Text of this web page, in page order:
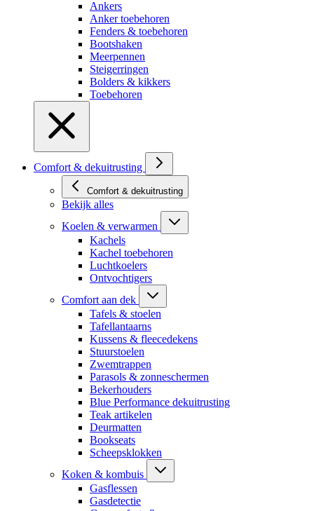
Ankers
Anker toebehoren
Fenders & toebehoren
Bootshaken
Meerpennen
Steigerringen
Bolders & kikkers
Toebehoren
Comfort & dekuitrusting
Comfort & dekuitrusting
Bekijk alles
Koelen & verwarmen
Kachels
Kachel toebehoren
Luchtkoelers
Ontvochtigers
Comfort aan dek
Tafels & stoelen
Tafellantaarns
Kussens & fleecedekens
Stuurstoelen
Zwemtrappen
Parasols & zonneschermen
Bekerhouders
Blue Performance dekuitrusting
Teak artikelen
Deurmatten
Bookseats
Scheepsklokken
Koken & kombuis
Gasflessen
Gasdetectie